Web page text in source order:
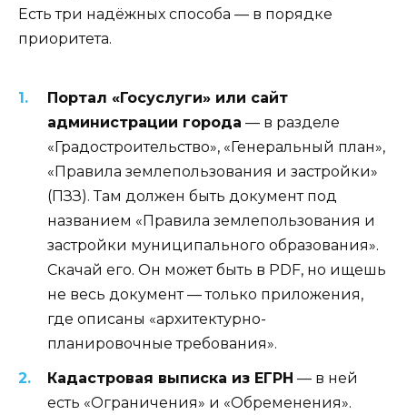
Есть три надёжных способа — в порядке
приоритета.
Портал «Госуслуги» или сайт
администрации города — в разделе
«Градостроительство», «Генеральный план»,
«Правила землепользования и застройки»
(ПЗЗ). Там должен быть документ под
названием «Правила землепользования и
застройки муниципального образования».
Скачай его. Он может быть в PDF, но ищешь
не весь документ — только приложения,
где описаны «архитектурно-
планировочные требования».
Кадастровая выписка из ЕГРН — в ней
есть «Ограничения» и «Обременения».